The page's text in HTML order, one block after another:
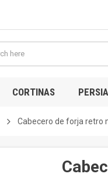
CORTINAS
Cabecero de forja retro